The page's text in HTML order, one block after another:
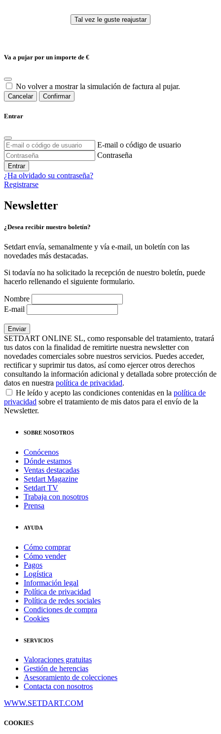
Va a pujar por un importe de €
No volver a mostrar la simulación de factura al pujar.
Cancelar Confirmar
Entrar
E-mail o código de usuario
Contraseña
Entrar
¿Ha olvidado su contraseña?
Registrarse
Newsletter
¿Desea recibir nuestro boletín?
Setdart envía, semanalmente y vía e-mail, un boletín con las
novedades más destacadas.
Si todavía no ha solicitado la recepción de nuestro boletín, puede
hacerlo rellenando el siguiente formulario.
Nombre
E-mail
SETDART ONLINE SL, como responsable del tratamiento, tratará
tus datos con la finalidad de remitirte nuestra newsletter con
novedades comerciales sobre nuestros servicios. Puedes acceder,
rectificar y suprimir tus datos, así como ejercer otros derechos
consultando la información adicional y detallada sobre protección de
datos en nuestra política de privacidad.
He leído y acepto las condiciones contenidas en la política de
privacidad sobre el tratamiento de mis datos para el envío de la
Newsletter.
SOBRE NOSOTROS
Conócenos
Dónde estamos
Ventas destacadas
Setdart Magazine
Setdart TV
Trabaja con nosotros
Prensa
AYUDA
Cómo comprar
Cómo vender
Pagos
Logística
Información legal
Política de privacidad
Política de redes sociales
Condiciones de compra
Cookies
SERVICIOS
Valoraciones gratuitas
Gestión de herencias
Asesoramiento de colecciones
Contacta con nosotros
WWW.SETDART.COM
COOKIES